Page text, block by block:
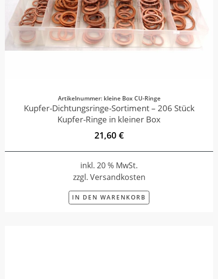
Artikelnummer: kleine Box CU-Ringe
Kupfer-Dichtungsringe-Sortiment – 206 Stück
Kupfer-Ringe in kleiner Box
21,60 €
inkl. 20 % MwSt.
zzgl. Versandkosten
IN DEN WARENKORB